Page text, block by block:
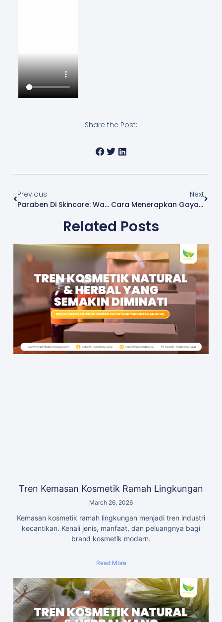
Share the Post:
Previous
Paraben Di Skincare: Waspada Atau Aman?
Next
Cara Menerapkan Gaya Hidup Green Beauty Dalam Keseharian
Related Posts
Tren Kemasan Kosmetik Ramah Lingkungan
March 26, 2026
Kemasan kosmetik ramah lingkungan menjadi tren industri
kecantikan. Kenali jenis, manfaat, dan peluangnya bagi
brand kosmetik modern.
Read More